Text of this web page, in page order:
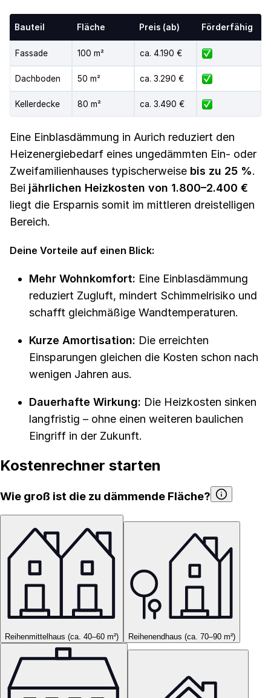
Bauteil Fläche Preis (ab) Förderfähig
Fassade 100 m² ca. 4.190 €
Dachboden 50 m² ca. 3.290 €
Kellerdecke 80 m² ca. 3.490 €
Eine Einblasdämmung in Aurich reduziert den
Heizenergiebedarf eines ungedämmten Ein- oder
Zweifamilienhauses typischerweise bis zu 25 %.
Bei jährlichen Heizkosten von 1.800–2.400 €
liegt die Ersparnis somit im mittleren dreistelligen
Bereich.
Deine Vorteile auf einen Blick:
Mehr Wohnkomfort: Eine Einblasdämmung
reduziert Zugluft, mindert Schimmelrisiko und
schafft gleichmäßige Wandtemperaturen.
Kurze Amortisation: Die erreichten
Einsparungen gleichen die Kosten schon nach
wenigen Jahren aus.
Dauerhafte Wirkung: Die Heizkosten sinken
langfristig – ohne einen weiteren baulichen
Eingriff in der Zukunft.
Kostenrechner starten
Wie groß ist die zu dämmende Fläche?
Reihenmittelhaus (ca. 40–60 m²) Reihenendhaus (ca. 70–90 m²)